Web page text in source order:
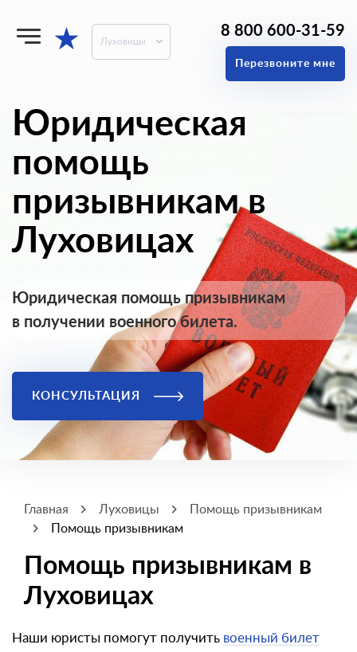
★ Луховицы
8 800 600-31-59
Перезвоните мне
Юридическая
помощь
призывникам в
Луховицах
Юридическая помощь призывникам
в получении военного билета.
КОНСУЛЬТАЦИЯ
Главная Луховицы
Помощь призывникам
Помощь призывникам
Помощь призывникам в
Луховицах
Наши юристы помогут получить военный билет